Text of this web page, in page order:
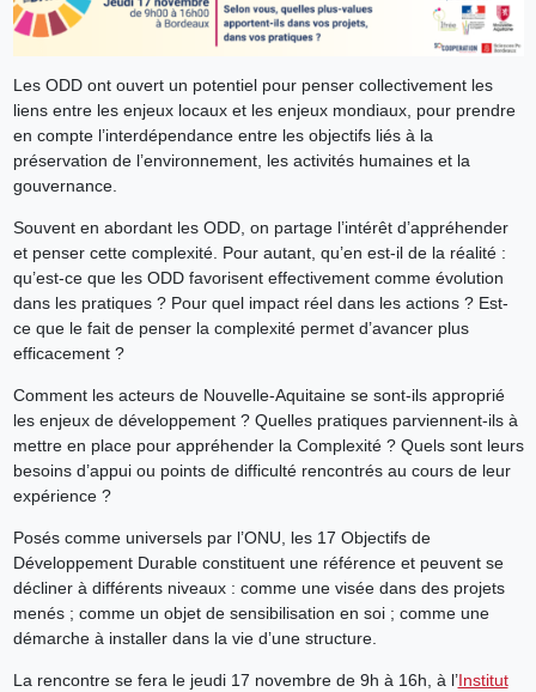
Les ODD ont ouvert un potentiel pour penser collectivement les
liens entre les enjeux locaux et les enjeux mondiaux, pour prendre
en compte l’interdépendance entre les objectifs liés à la
préservation de l’environnement, les activités humaines et la
gouvernance.
Souvent en abordant les ODD, on partage l’intérêt d’appréhender
et penser cette complexité. Pour autant, qu’en est-il de la réalité :
qu’est-ce que les ODD favorisent effectivement comme évolution
dans les pratiques ? Pour quel impact réel dans les actions ? Est-
ce que le fait de penser la complexité permet d’avancer plus
efficacement ?
Comment les acteurs de Nouvelle-Aquitaine se sont-ils approprié
les enjeux de développement ? Quelles pratiques parviennent-ils à
mettre en place pour appréhender la Complexité ? Quels sont leurs
besoins d’appui ou points de difficulté rencontrés au cours de leur
expérience ?
Posés comme universels par l’ONU, les 17 Objectifs de
Développement Durable constituent une référence et peuvent se
décliner à différents niveaux : comme une visée dans des projets
menés ; comme un objet de sensibilisation en soi ; comme une
démarche à installer dans la vie d’une structure.
La rencontre se fera le jeudi 17 novembre de 9h à 16h, à l’Institut